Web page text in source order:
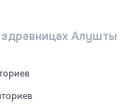
Алушты